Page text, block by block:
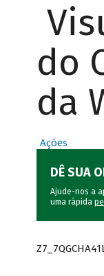
do
da
Ações
DÊ SUA
Ajude-nos a
uma rápida